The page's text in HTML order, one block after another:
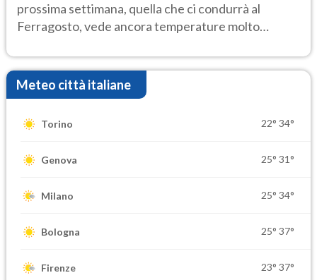
prossima settimana, quella che ci condurrà al
Ferragosto, vede ancora temperature molto
Meteo città italiane
Torino 22° 34°
Genova 25° 31°
Milano 25° 34°
Bologna 25° 37°
Firenze 23° 37°